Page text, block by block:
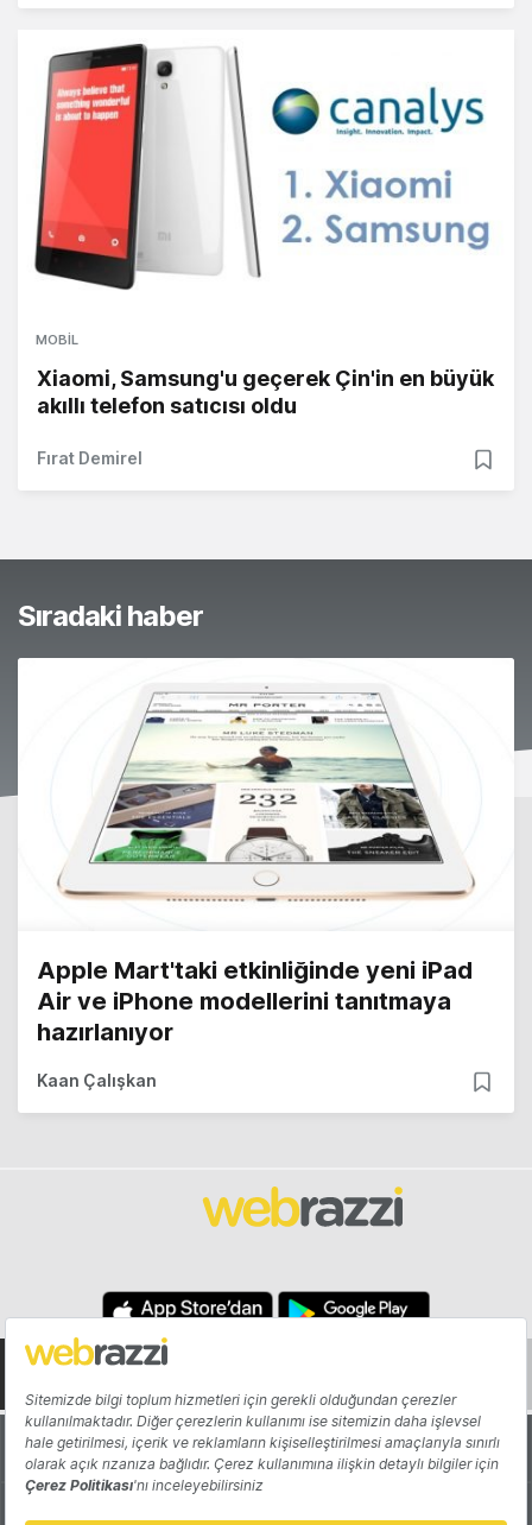
MOBIL
Xiaomi, Samsung'u geçerek Çin'in en büyük
akıllı telefon satıcısı oldu
Fırat Demirel
Sıradaki haber
Apple Mart'taki etkinliğinde yeni iPad
Air ve iPhone modellerini tanıtmaya
hazırlanıyor
Kaan Çalışkan
Hakkında Yazarlar
Katkıda Bulun Reklam